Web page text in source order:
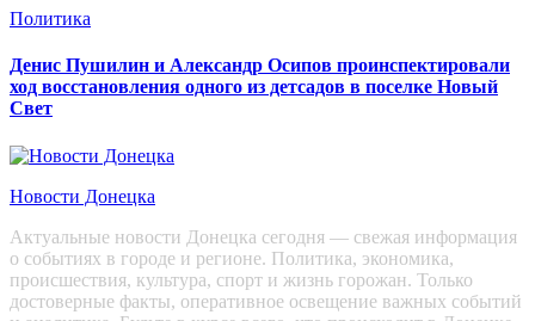
Политика
Денис Пушилин и Александр Осипов проинспектировали
ход восстановления одного из детсадов в поселке Новый
Свет
Новости Донецка
Актуальные новости Донецка сегодня — свежая информация
о событиях в городе и регионе. Политика, экономика,
происшествия, культура, спорт и жизнь горожан. Только
достоверные факты, оперативное освещение важных событий